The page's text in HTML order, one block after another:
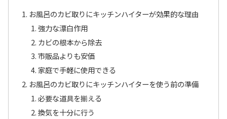
お風呂のカビ取りにキッチンハイターが効果的な理由
強力な漂白作用
カビの根本から除去
市販品よりも安価
家庭で手軽に使用できる
お風呂のカビ取りにキッチンハイターを使う前の準備
必要な道具を揃える
換気を十分に行う